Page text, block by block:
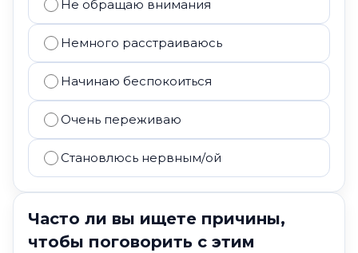
Не обращаю внимания
Немного расстраиваюсь
Начинаю беспокоиться
Очень переживаю
Становлюсь нервным/ой
Часто ли вы ищете причины,
чтобы поговорить с этим